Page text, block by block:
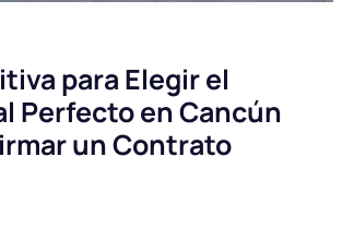
para Elegir el
Perfecto en Cancún
un Contrato